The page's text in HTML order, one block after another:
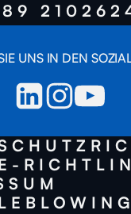
UNS IN DEN